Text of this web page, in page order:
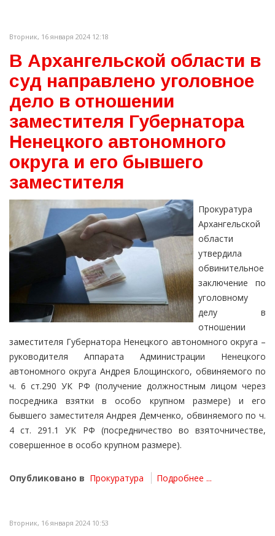
Вторник, 16 января 2024 12:18
В Архангельской области в
суд направлено уголовное
дело в отношении
заместителя Губернатора
Ненецкого автономного
округа и его бывшего
заместителя
Прокуратура
Архангельской
области
утвердила
обвинительное
заключение по
уголовному
делу в
отношении
заместителя Губернатора Ненецкого автономного округа –
руководителя Аппарата Администрации Ненецкого
автономного округа Андрея Блощинского, обвиняемого по
ч. 6 ст.290 УК РФ (получение должностным лицом через
посредника взятки в особо крупном размере) и его
бывшего заместителя Андрея Демченко, обвиняемого по ч.
4 ст. 291.1 УК РФ (посредничество во взяточничестве,
совершенное в особо крупном размере).
Опубликовано в Прокуратура Подробнее ...
Вторник, 16 января 2024 10:53